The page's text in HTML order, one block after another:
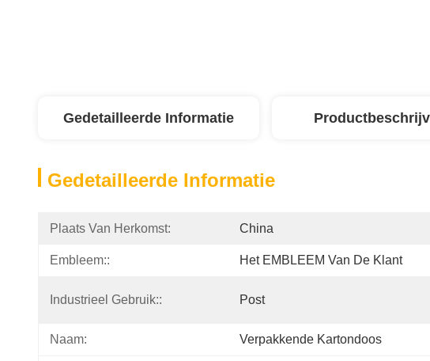
Gedetailleerde Informatie
Gedetailleerde Informatie
Plaats Van Herkomst: China
Embleem:: Het EMBLEEM Van De Klant
Industrieel Gebruik:: Post
Naam: Verpakkende Kartondoos